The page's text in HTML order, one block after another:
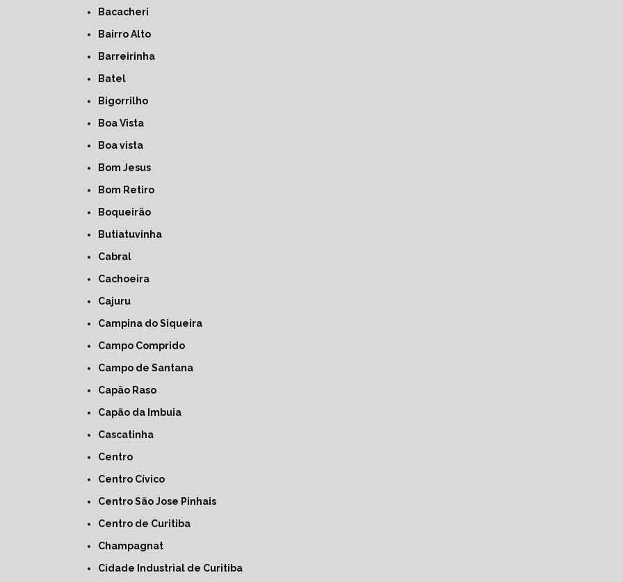
Bacacheri
Bairro Alto
Barreirinha
Batel
Bigorrilho
Boa Vista
Boa vista
Bom Jesus
Bom Retiro
Boqueirão
Butiatuvinha
Cabral
Cachoeira
Cajuru
Campina do Siqueira
Campo Comprido
Campo de Santana
Capão Raso
Capão da Imbuia
Cascatinha
Centro
Centro Cívico
Centro São Jose Pinhais
Centro de Curitiba
Champagnat
Cidade Industrial de Curitiba